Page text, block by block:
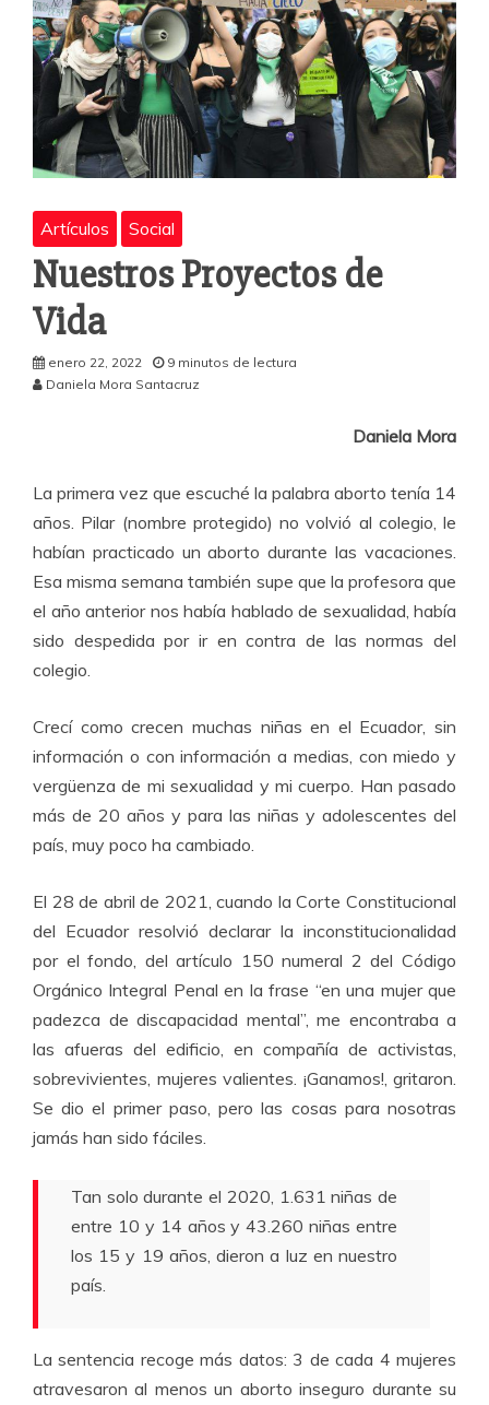
Artículos Social
Nuestros Proyectos de
Vida
enero 22, 2022
9 minutos de lectura
Daniela Mora Santacruz
Daniela Mora
La primera vez que escuché la palabra aborto tenía 14
años. Pilar (nombre protegido) no volvió al colegio, le
habían practicado un aborto durante las vacaciones.
Esa misma semana también supe que la profesora que
el año anterior nos había hablado de sexualidad, había
sido despedida por ir en contra de las normas del
colegio.
Crecí como crecen muchas niñas en el Ecuador, sin
información o con información a medias, con miedo y
vergüenza de mi sexualidad y mi cuerpo. Han pasado
más de 20 años y para las niñas y adolescentes del
país, muy poco ha cambiado.
El 28 de abril de 2021, cuando la Corte Constitucional
del Ecuador resolvió declarar la inconstitucionalidad
por el fondo, del artículo 150 numeral 2 del Código
Orgánico Integral Penal en la frase “en una mujer que
padezca de discapacidad mental”, me encontraba a
las afueras del edificio, en compañía de activistas,
sobrevivientes, mujeres valientes. ¡Ganamos!, gritaron.
Se dio el primer paso, pero las cosas para nosotras
jamás han sido fáciles.
Tan solo durante el 2020, 1.631 niñas de
entre 10 y 14 años y 43.260 niñas entre
los 15 y 19 años, dieron a luz en nuestro
país.
La sentencia recoge más datos: 3 de cada 4 mujeres
atravesaron al menos un aborto inseguro durante su